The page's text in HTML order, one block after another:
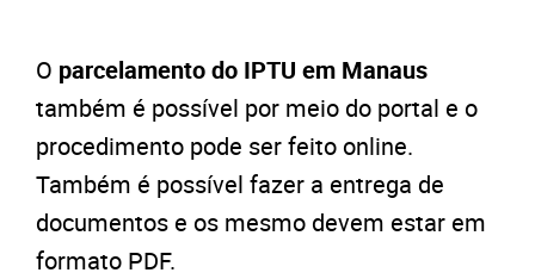
O parcelamento do IPTU em Manaus
também é possível por meio do portal e o
procedimento pode ser feito online.
Também é possível fazer a entrega de
documentos e os mesmo devem estar em
formato PDF.